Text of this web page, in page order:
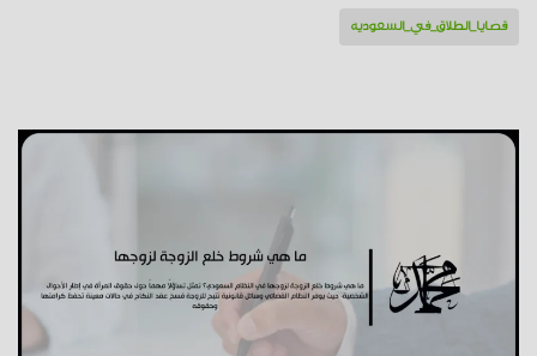
قضايا_الطلاق_في_السعودية